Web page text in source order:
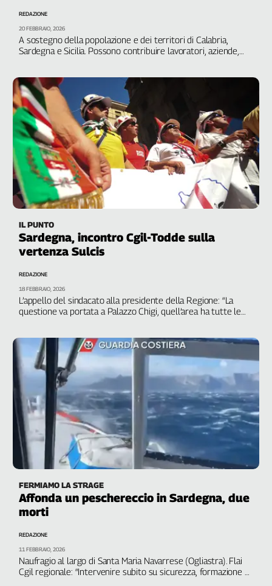
2014
Cerca
Contatti
La
redazione
Newsletter
A sostegno della popolazione e dei territori di Calabria,
Sardegna e Sicilia. Possono contribuire lavoratori, aziende,
REDAZIONE
20 FEBBRAIO, 2026
IL PUNTO
Sardegna, incontro Cgil-Todde sulla
vertenza Sulcis
L’appello del sindacato alla presidente della Regione: “La
questione va portata a Palazzo Chigi, quell’area ha tutte le
REDAZIONE
18 FEBBRAIO, 2026
FERMIAMO LA STRAGE
Affonda un peschereccio in Sardegna, due
morti
Naufragio al largo di Santa Maria Navarrese (Ogliastra). Flai
Cgil regionale: “Intervenire subito su sicurezza, formazione e
REDAZIONE
11 FEBBRAIO, 2026